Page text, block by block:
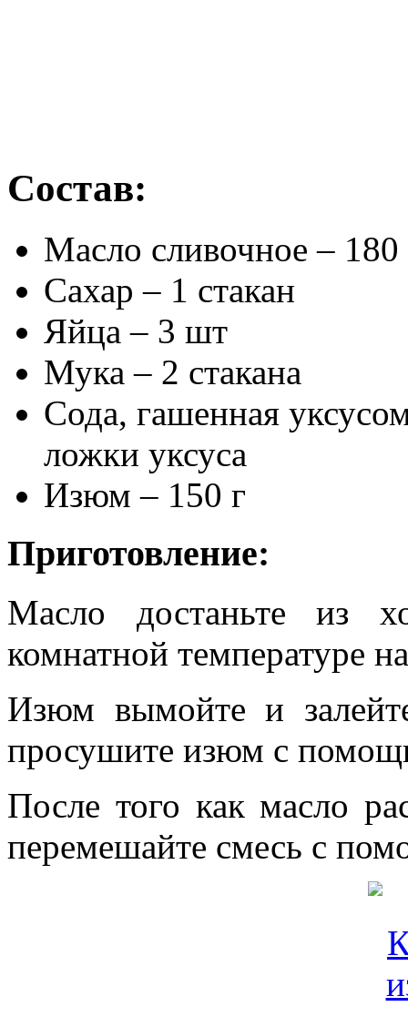
Состав:
Масло сливочное – 180
Сахар – 1 стакан
Яйца – 3 шт
Мука – 2 стакана
Сода, гашенная
ложки уксуса
Изюм – 150 г
Приготовление:
Масло достаньте из
комнатной температуре
Изюм вымойте и
просушите изюм с
После того как масло
перемешайте смесь с